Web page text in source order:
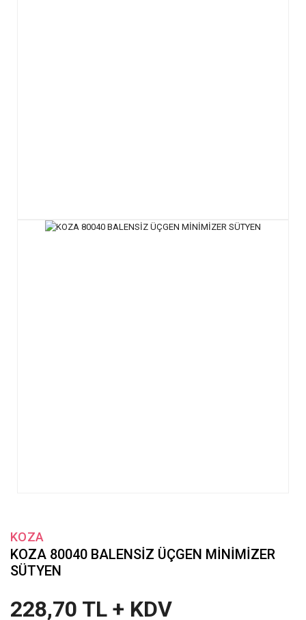
KOZA
KOZA 80040 BALENSİZ ÜÇGEN MİNİMİZER
SÜTYEN
228,70 TL + KDV